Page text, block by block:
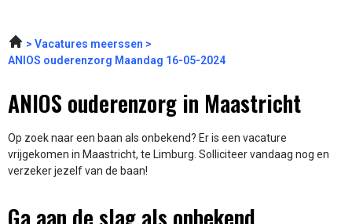
Vacatures meerssen
ANIOS ouderenzorg Maandag 16-05-2024
ANIOS ouderenzorg in Maastricht
Op zoek naar een baan als onbekend? Er is een vacature
vrijgekomen in Maastricht, te Limburg. Solliciteer vandaag nog en
verzeker jezelf van de baan!
Ga aan de slag als onbekend